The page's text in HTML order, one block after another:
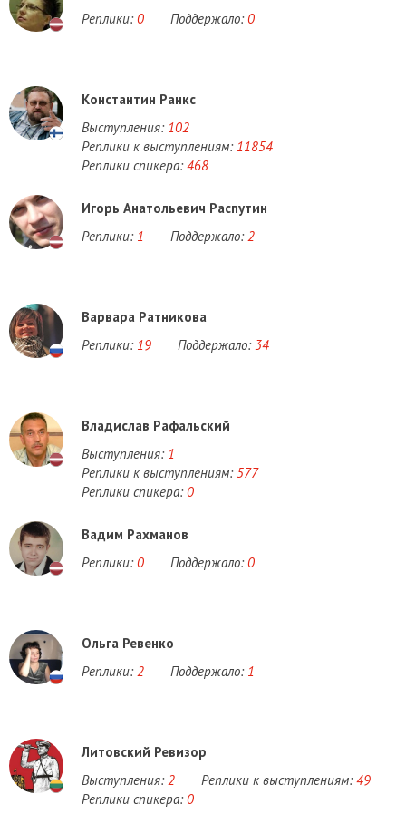
Реплики: 0 Поддержало: 0
Константин Ранкс
Выступления: 102
Реплики к выступлениям: 11854
Реплики спикера: 468
Игорь Анатольевич Распутин
Реплики: 1 Поддержало: 2
Варвара Ратникова
Реплики: 19 Поддержало: 34
Владислав Рафальский
Выступления: 1
Реплики к выступлениям: 577
Реплики спикера: 0
Вадим Рахманов
Реплики: 0 Поддержало: 0
Ольга Ревенко
Реплики: 2 Поддержало: 1
Литовский Ревизор
Выступления: 2 Реплики к выступлениям: 49
Реплики спикера: 0